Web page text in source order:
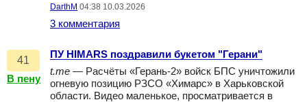
DarthM 04:38 10.03.2026
3 комментария
41
В пену
ПУ HIMARS поздравили букетом "Герани"
t.me — Расчёты «Герань-2» войск БПС уничтожили
огневую позицию РЗСО «Химарс» в Харьковской
области. Видео маленькое, просматривается в